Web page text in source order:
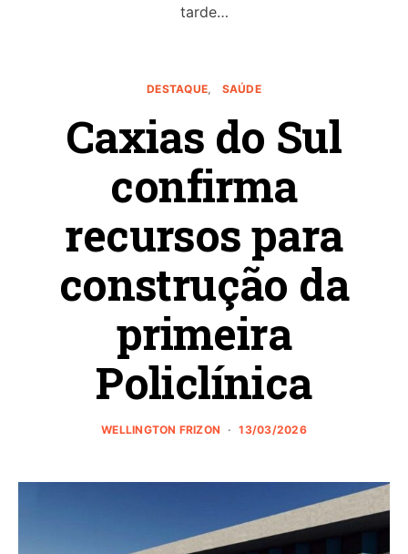
tarde…
DESTAQUE SAÚDE
Caxias do Sul
confirma
recursos para
construção da
primeira
Policlínica
WELLINGTON FRIZON 13/03/2026